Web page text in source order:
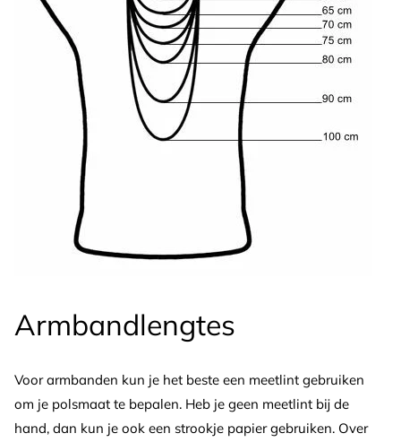
Armbandlengtes
Voor armbanden kun je het beste een meetlint gebruiken
om je polsmaat te bepalen. Heb je geen meetlint bij de
hand, dan kun je ook een strookje papier gebruiken. Over